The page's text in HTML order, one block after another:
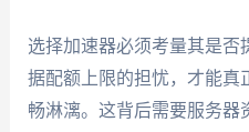
选择加速器必须考量其是否
据配额上限的担忧，才能真
畅淋漓。这背后需要服务器